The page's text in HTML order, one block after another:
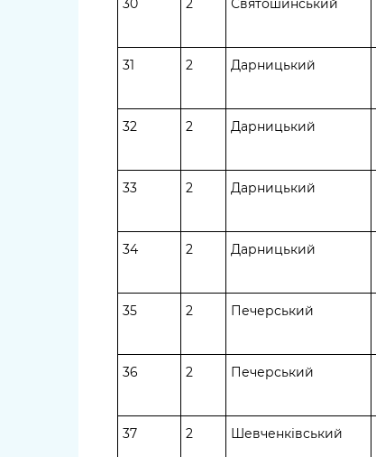
30 2 Святошинський
31 2 Дарницький
32 2 Дарницький
33 2 Дарницький
34 2 Дарницький
35 2 Печерський
36 2 Печерський
37 2 Шевченківський